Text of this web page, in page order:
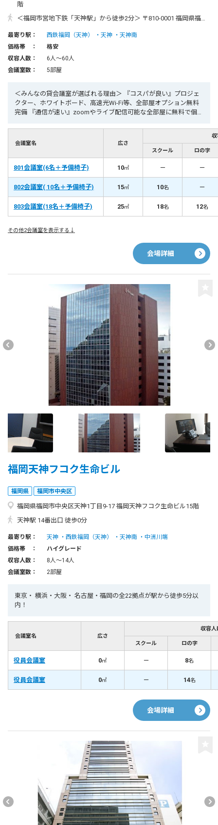
階
＜福岡市営地下鉄「天神駅」から徒歩2分＞ 〒810-0001 福岡県福岡市中央区天神3丁目4番13号 万多礼ビル 6階7階8階 ・電車でお越しの場合 地下鉄空港線「天神駅」1番出口より徒歩2分 または西鉄天神大牟田線「福岡(天神)駅」北口より徒歩5分 ・新幹線「博多駅」からお越しの場合 「博多駅」より、地下鉄空港線利用で「天神駅」まで約5分 ・福岡空港からお越しの場合 「福岡空港駅」より、地下鉄空港線利用で「天神駅」まで約10分
最寄り駅： 西鉄福岡（天神） 天神
天神南
価格帯 ：
格安
収容人数：
6人〜60人
会議室数：
5部屋
＜みんなの貸会議室が選ばれる理由＞ 『コスパが良い』プロジェ
クター、ホワイトボード、高速光Wi-Fi等、全部屋オプション無料
完備 『通信が速い』zoomやライブ配信可能な全部屋に無料で個別
WEB予約で今すぐ使えます 『集まりやすい』博多駅・天神駅徒歩
圏内、飛行機、新幹線、地下鉄、JR、西鉄で集まりやすい 【リピ
ート率90%超】 ★天神駅2分 ★24時間利用可能！最短1分後から利
用可能 ★高速光Wi-Fiやプロジェクター等全て無料 みんなの貸会議
室『天神西通り北店・別館』は、福岡市の天神駅すぐの２４時間
営業、プロジェクターなどオプション無料で６人～最大50人ま
で、6部屋ございます。高速光通信完備で会議、セミナー、研修、
説明会、各種イベントなど、幅広い用途でご利用いただいており
ます
会議室名 広さ
収
スクール ロの字
801会議室(6名＋予備椅子) 10㎡ － －
802会議室( 10名＋予備椅子) 15㎡ 10名 －
803会議室(18名＋予備椅子) 25㎡ 18名 12名
その他2会議室を表示する↓
会場詳細
福岡天神フコク生命ビル
福岡県 福岡市中央区
福岡県福岡市中央区天神1丁目9-17 福岡天神フコク生命ビル15階
天神駅 14番出口 徒歩0分
最寄り駅： 天神 西鉄福岡（天神） 天神南
中洲川端
価格帯 ：
ハイグレード
収容人数：
8人〜14人
会議室数：
2部屋
東京・ 横浜・大阪・ 名古屋・福岡の全22拠点が駅から徒歩5分以
内！
会議室名 広さ
収容人
スクール ロの字
役員会議室 0㎡ － 8名
役員会議室 0㎡ － 14名
会場詳細